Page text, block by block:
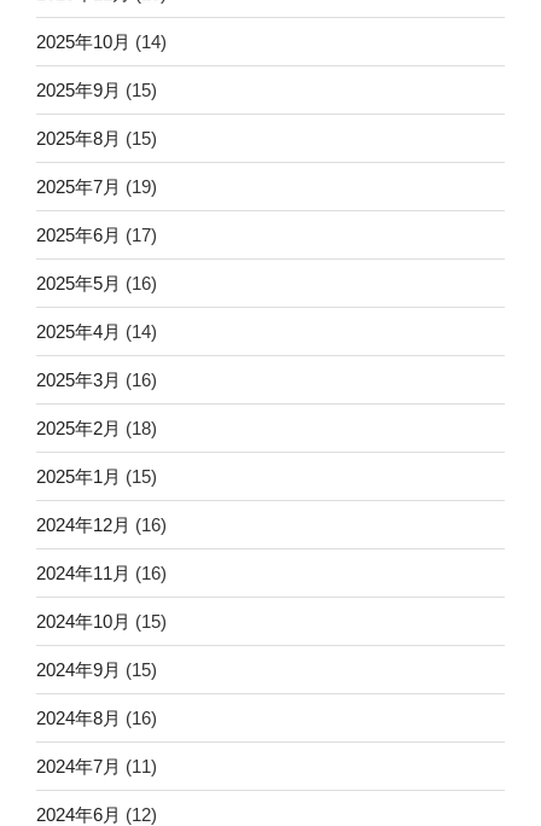
2025年10月 (14)
2025年9月 (15)
2025年8月 (15)
2025年7月 (19)
2025年6月 (17)
2025年5月 (16)
2025年4月 (14)
2025年3月 (16)
2025年2月 (18)
2025年1月 (15)
2024年12月 (16)
2024年11月 (16)
2024年10月 (15)
2024年9月 (15)
2024年8月 (16)
2024年7月 (11)
2024年6月 (12)